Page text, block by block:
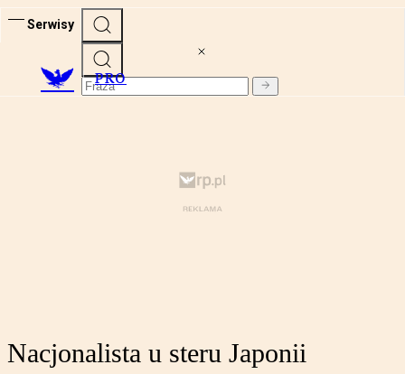
Serwisy
PRO
Nacjonalista u steru Japonii